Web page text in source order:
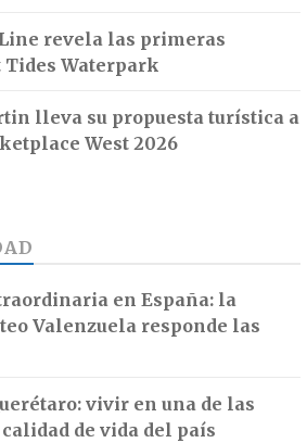
revela las primeras
Tides Waterpark
lleva su propuesta turística a
West 2026
en España: la
Valenzuela responde las
vivir en una de las
de vida del país